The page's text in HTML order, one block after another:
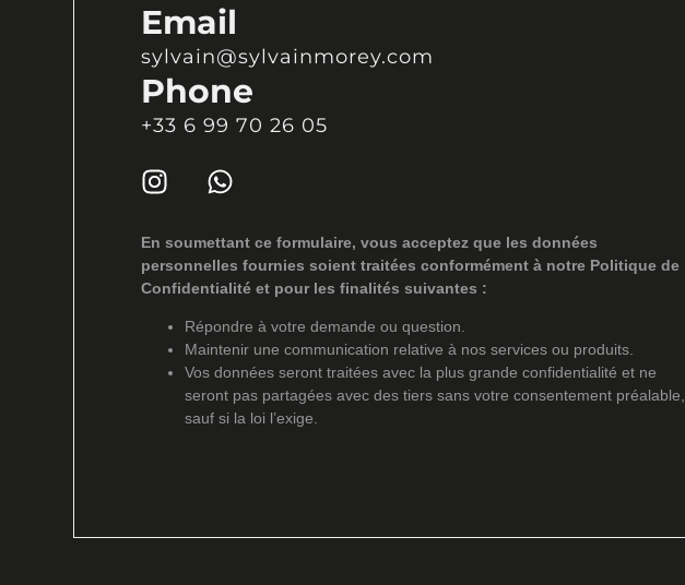
Email
sylvain@sylvainmorey.com
Phone
+33 6 99 70 26 05
En soumettant ce formulaire, vous acceptez que les données
personnelles fournies soient traitées conformément à notre Politique de
Confidentialité et pour les finalités suivantes :
Répondre à votre demande ou question.
Maintenir une communication relative à nos services ou produits.
Vos données seront traitées avec la plus grande confidentialité et ne
seront pas partagées avec des tiers sans votre consentement préalable,
sauf si la loi l’exige.